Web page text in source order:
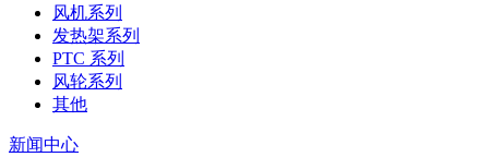
风机系列
发热架系列
PTC 系列
风轮系列
其他
新闻中心